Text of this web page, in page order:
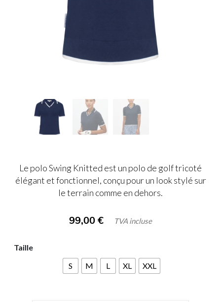
Le polo Swing Knitted est un polo de golf tricoté
élégant et fonctionnel, conçu pour un look stylé sur
le terrain comme en dehors.
99,00 € TVA incluse
Taille
S
M L XL XXL